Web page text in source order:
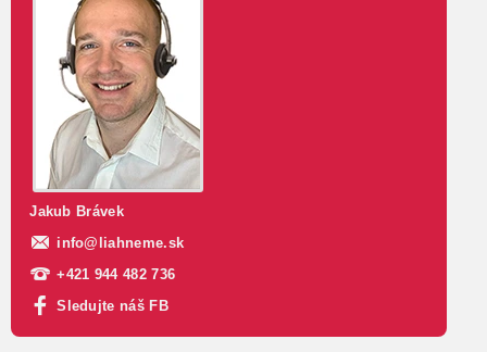
Jakub Brávek
info@ liahneme.sk
+421 944 482 736
Sledujte náš FB